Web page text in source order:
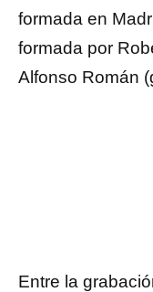
formada en
formada por
Alfonso Román
Entre la